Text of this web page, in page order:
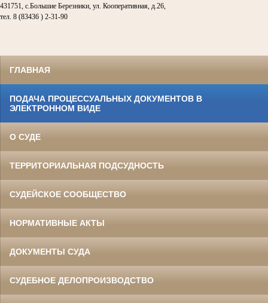
431751, с.Большие Березники, ул. Кооперативная, д.26,
тел. 8 (83436 ) 2-31-90
ГЛАВНАЯ
ПОДАЧА ПРОЦЕССУАЛЬНЫХ ДОКУМЕНТОВ В
ЭЛЕКТРОННОМ ВИДЕ
О СУДЕ
ТЕРРИТОРИАЛЬНАЯ ПОДСУДНОСТЬ
СУДЕЙСКОЕ СООБЩЕСТВО
НОРМАТИВНЫЕ АКТЫ
ДОКУМЕНТЫ СУДА
СУДЕБНОЕ ДЕЛОПРОИЗВОДСТВО